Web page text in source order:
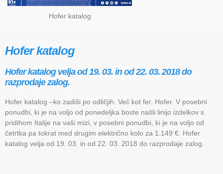
Hofer katalog
Hofer katalog
Hofer katalog velja od 19. 03. in od 22. 03. 2018 do
razprodaje zalog.
Hofer katalog –ko zadiši po odličjih. Več kot fer. Hofer. V posebni
ponudbi, ki je na voljo od ponedeljka boste našli linijo izdelkov s
pridihom Italije na vaši mizi, v posebni ponudbi, ki je na voljo od
četrtka pa tokrat med drugim električno kolo za 1.149 €. Hofer
katalog velja od 19. 03. in od 22. 03. 2018 do razprodaje zalog.